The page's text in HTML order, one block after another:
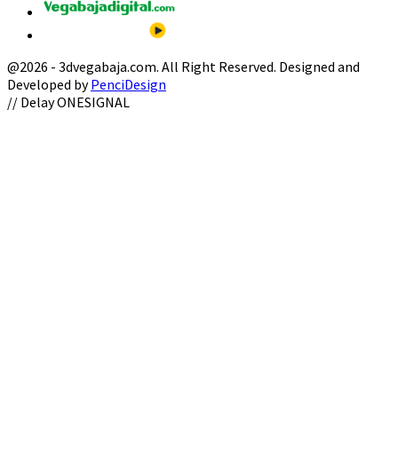
@2026 - 3dvegabaja.com. All Right Reserved. Designed and
Developed byPenciDesign
Facebook
Twitter
Instagram
Youtube
Email
// Delay ONESIGNAL